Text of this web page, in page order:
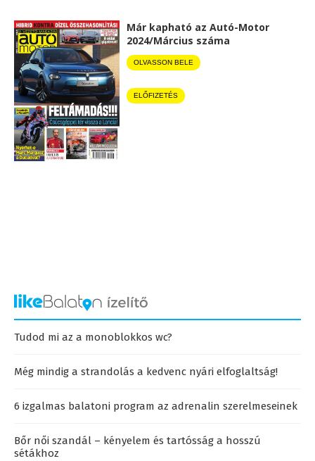
Már kapható az Autó-Motor
2024/Március száma
OLVASSON BELE
ELŐFIZETÉS
Tudod mi az a monoblokkos wc?
Még mindig a strandolás a kedvenc nyári elfoglaltság!
6 izgalmas balatoni program az adrenalin szerelmeseinek
Bőr női szandál – kényelem és tartósság a hosszú
sétákhoz